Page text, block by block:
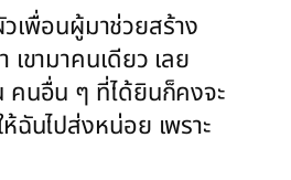
เพื่อนผู้มาช่วยสร้าง
ขามาคนเดียว เลย
คนอื่น ๆ ที่ได้ยินก็คงจะ
ฉันไปส่งหน่อย เพราะ